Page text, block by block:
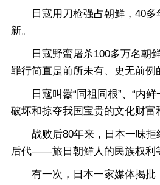
日寇用刀枪强占朝鲜，40多
新。
日寇野蛮屠杀100多万名朝鲜
罪行简直是前所未有、史无前例
日寇叫嚣“同祖同根”、“内鲜
破坏和掠夺我国宝贵的文化财富
战败后80年来，日本一味拒绝
后代——旅日朝鲜人的民族权利
有一次，日本一家媒体揭批，